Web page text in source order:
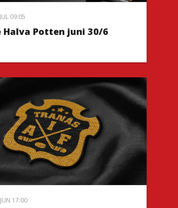
09:05
Halva Potten juni 30/6
17:00